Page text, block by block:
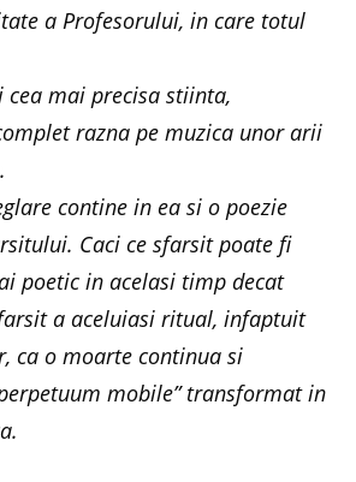
a Profesorului, in care totul
cea mai precisa stiinta,
razna pe muzica unor arii
contine in ea si o poezie
Caci ce sfarsit poate fi
poetic in acelasi timp decat
a aceluiasi ritual, infaptuit
ca o moarte continua si
mobile” transformat in